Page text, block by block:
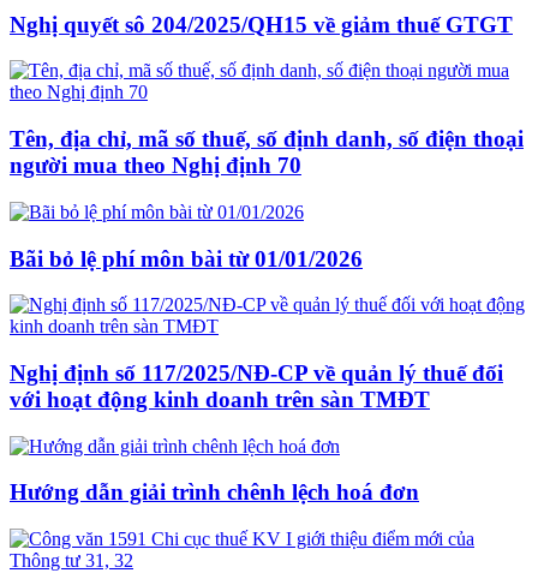
Nghị quyết sô 204/2025/QH15 về giảm thuế GTGT
Tên, địa chỉ, mã số thuế, số định danh, số điện thoại
người mua theo Nghị định 70
Bãi bỏ lệ phí môn bài từ 01/01/2026
Nghị định số 117/2025/NĐ-CP về quản lý thuế đối
với hoạt động kinh doanh trên sàn TMĐT
Hướng dẫn giải trình chênh lệch hoá đơn